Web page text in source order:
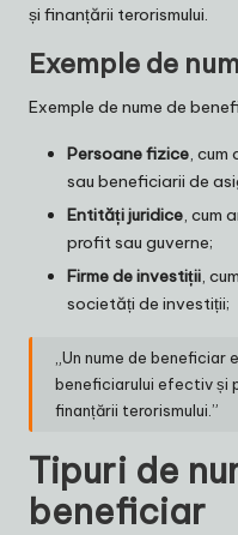
și finanțării terorismului.
Exemple de
Exemple de nume de
Persoane fizice ,
sau beneficiarii de
Entități juridice, cum
profit sau guverne;
Firme de investiții,
societăți de investiții;
„Un nume de
beneficiarului efectiv și
finanțării terorismului.”
Tipuri de
beneficiar